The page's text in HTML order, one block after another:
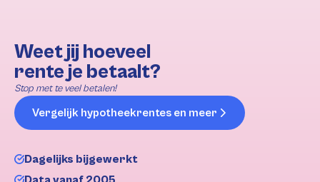
Weet jij hoeveel
rente je betaalt?
Stop met te veel betalen!
Vergelijk hypotheekrentes en meer
Dagelijks bijgewerkt